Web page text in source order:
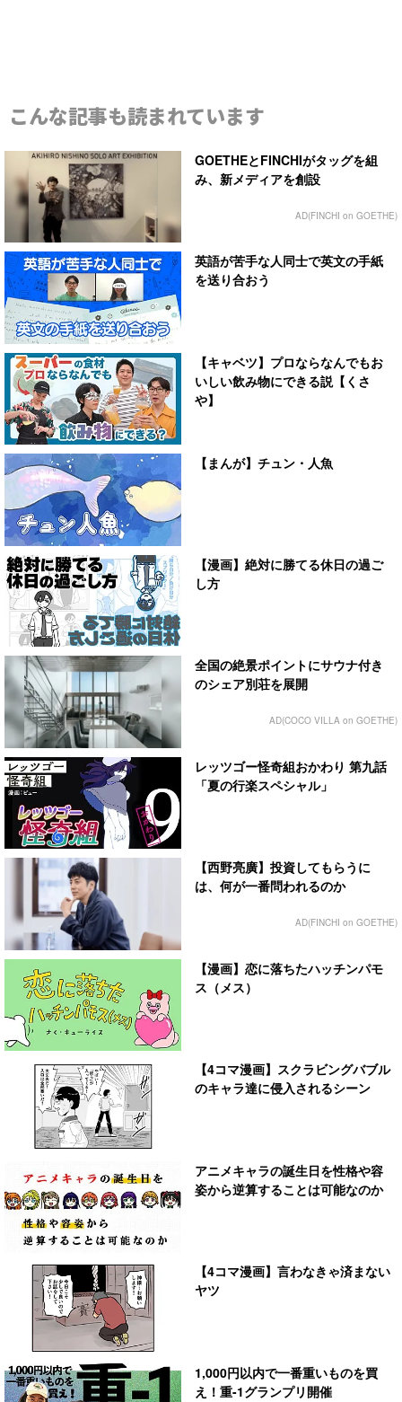
こんな記事も読まれています
GOETHEとFINCHIがタッグを組
み、新メディアを創設
AD(FINCHI on GOETHE)
英語が苦手な人同士で英文の手紙
を送り合おう
【キャベツ】プロならなんでもお
いしい飲み物にできる説【くさ
や】
【まんが】チュン・人魚
【漫画】絶対に勝てる休日の過ご
し方
全国の絶景ポイントにサウナ付き
のシェア別荘を展開
AD(COCO VILLA on GOETHE)
レッツゴー怪奇組おかわり 第九話
「夏の行楽スペシャル」
【西野亮廣】投資してもらうに
は、何が一番問われるのか
AD(FINCHI on GOETHE)
【漫画】恋に落ちたハッチンパモ
ス（メス）
【4コマ漫画】スクラビングバブル
のキャラ達に侵入されるシーン
アニメキャラの誕生日を性格や容
姿から逆算することは可能なのか
【4コマ漫画】言わなきゃ済まない
ヤツ
1,000円以内で一番重いものを買
え！重-1グランプリ開催